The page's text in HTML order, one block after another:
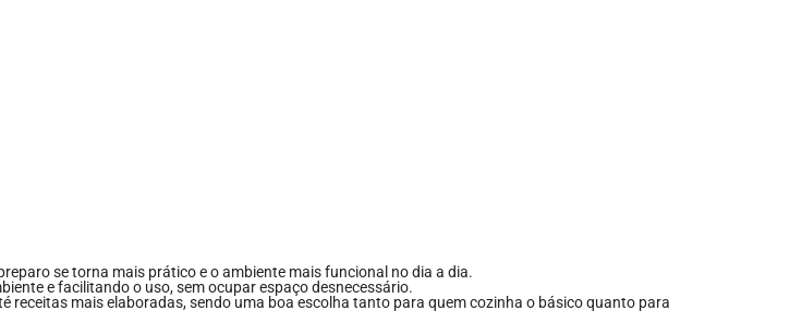
se torna mais prático e o ambiente mais funcional no dia a dia.
e facilitando o uso, sem ocupar espaço desnecessário.
mais elaboradas, sendo uma boa escolha tanto para quem cozinha o básico quanto para